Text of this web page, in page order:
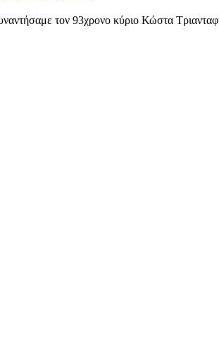
τον 93χρονο κύριο Κώστα